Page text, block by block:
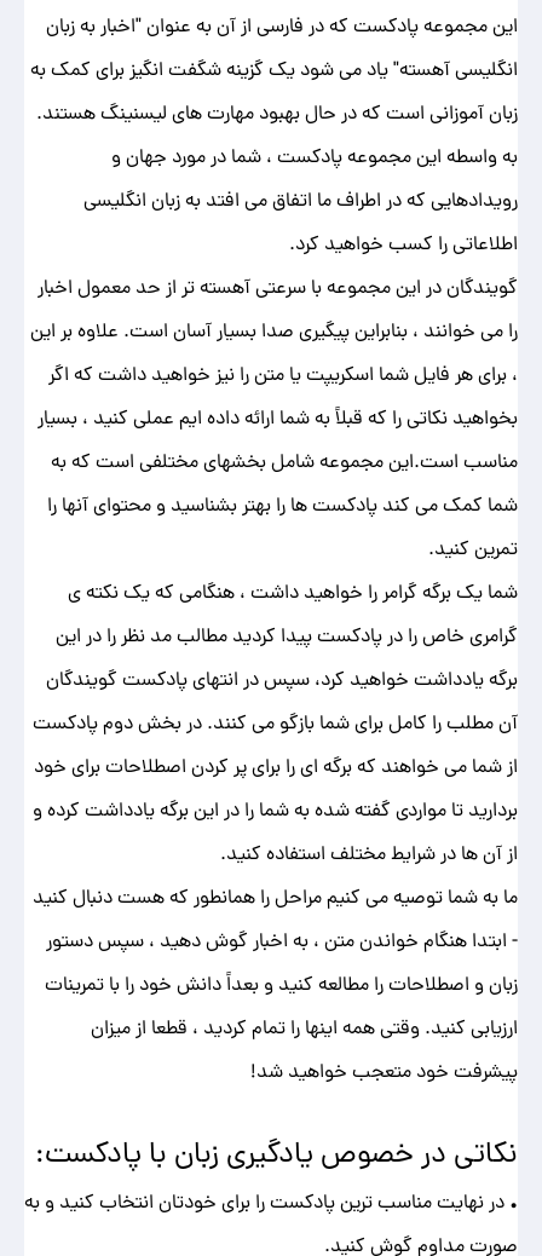
این مجموعه پادکست که در فارسی از آن به عنوان "اخبار به زبان
انگلیسی آهسته" یاد می شود یک گزینه شگفت انگیز برای کمک به
زبان آموزانی است که در حال بهبود مهارت های لیسنینگ هستند.
به واسطه این مجموعه پادکست ، شما در مورد جهان و
رویدادهایی که در اطراف ما اتفاق می افتد به زبان انگلیسی
اطلاعاتی را کسب خواهید کرد.
گویندگان در این مجموعه با سرعتی آهسته تر از حد معمول اخبار
را می خوانند ، بنابراین پیگیری صدا بسیار آسان است. علاوه بر این
، برای هر فایل شما اسکریپت یا متن را نیز خواهید داشت که اگر
بخواهید نکاتی را که قبلاً به شما ارائه داده ایم عملی کنید ، بسیار
مناسب است.این مجموعه شامل بخشهای مختلفی است که به
شما کمک می کند پادکست ها را بهتر بشناسید و محتوای آنها را
تمرین کنید.
شما یک برگه گرامر را خواهید داشت ، هنگامی که یک نکته ی
گرامری خاص را در پادکست پیدا کردید مطالب مد نظر را در این
برگه یادداشت خواهید کرد، سپس در انتهای پادکست گویندگان
آن مطلب را کامل برای شما بازگو می کنند. در بخش دوم پادکست
از شما می خواهند که برگه ای را برای پر کردن اصطلاحات برای خود
بردارید تا مواردی گفته شده به شما را در این برگه یادداشت کرده و
از آن ها در شرایط مختلف استفاده کنید.
ما به شما توصیه می کنیم مراحل را همانطور که هست دنبال کنید
- ابتدا هنگام خواندن متن ، به اخبار گوش دهید ، سپس دستور
زبان و اصطلاحات را مطالعه کنید و بعداً دانش خود را با تمرینات
ارزیابی کنید. وقتی همه اینها را تمام کردید ، قطعا از میزان
پیشرفت خود متعجب خواهید شد!
نکاتی در خصوص یادگیری زبان با پادکست:
• در نهایت مناسب ترین پادکست را برای خودتان انتخاب کنید و به
صورت مداوم گوش کنید.